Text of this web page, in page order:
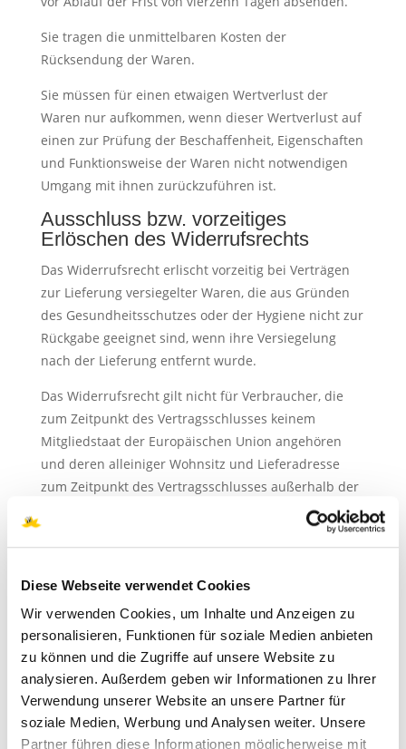
Diese Webseite verwendet Cookies
Wir verwenden Cookies, um Inhalte und Anzeigen zu
personalisieren, Funktionen für soziale Medien anbieten
zu können und die Zugriffe auf unsere Website zu
analysieren. Außerdem geben wir Informationen zu Ihrer
Verwendung unserer Website an unsere Partner für
soziale Medien, Werbung und Analysen weiter. Unsere
Partner führen diese Informationen möglicherweise mit
Sie tragen die unmittelbaren Kosten der
Rücksendung der Waren.
Sie müssen für einen etwaigen Wertverlust der
Waren nur aufkommen, wenn dieser Wertverlust auf
einen zur Prüfung der Beschaffenheit, Eigenschaften
und Funktionsweise der Waren nicht notwendigen
Umgang mit ihnen zurückzuführen ist.
Ausschluss bzw. vorzeitiges
Erlöschen des Widerrufsrechts
Das Widerrufsrecht erlischt vorzeitig bei Verträgen
zur Lieferung versiegelter Waren, die aus Gründen
des Gesundheitsschutzes oder der Hygiene nicht zur
Rückgabe geeignet sind, wenn ihre Versiegelung
nach der Lieferung entfernt wurde.
Das Widerrufsrecht gilt nicht für Verbraucher, die
zum Zeitpunkt des Vertragsschlusses keinem
Mitgliedstaat der Europäischen Union angehören
und deren alleiniger Wohnsitz und Lieferadresse
zum Zeitpunkt des Vertragsschlusses außerhalb der
Soweit nichts anderes vereinbart ist, besteht ein
von Dienstleistungen im Zusammenhang mit
Freizeitbetätigungen, wenn der Vertrag für die
Erbringung einen spezifischen Termin oder Zeitraum
vorsieht. Danach ist ein Widerrufsrecht auch bei
Verträgen ausgeschlossen, die den Verkauf von
Tickets für termingebundene
Freizeitveranstaltungen zum Gegenstand haben.